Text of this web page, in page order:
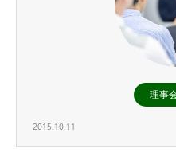
理事
2015.10.11